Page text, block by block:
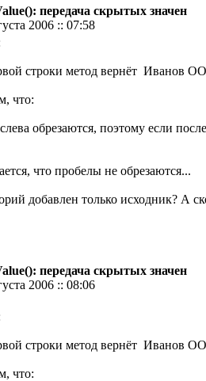
передача скрытых значен
2006 :: 07:58
строки метод вернёт
что:
обрезаются, поэтому если
что пробелы не обрезаются...
добавлен только исходник? А
передача скрытых значен
2006 :: 08:06
строки метод вернёт
что: